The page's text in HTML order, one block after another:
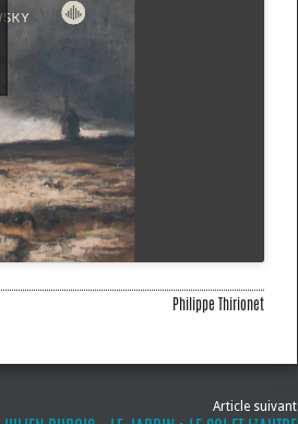
Philippe Thirionet
Article suivant